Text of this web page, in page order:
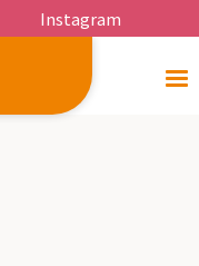
Instagram